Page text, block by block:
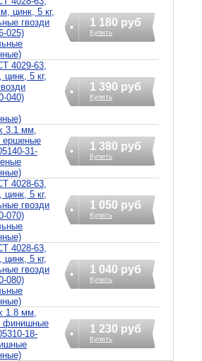
цинк, 5 кг,
гвозди
025)
1 180 руб
Купить
4029-63,
5 кг,
040)
1 390 руб
Купить
3.1 мм,
ершеные
31-
1 380 руб
Купить
4028-63,
5 кг,
гвозди
070)
1 050 руб
Купить
4028-63,
5 кг,
гвозди
080)
1 040 руб
Купить
1.8 мм,
финишные
18-
1 230 руб
Купить